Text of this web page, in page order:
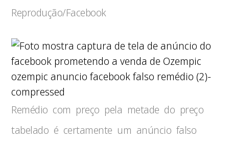
Reprodução/Facebook
ozempic anuncio facebook falso remédio (2)-
compressed
Remédio com preço pela metade do preço
tabelado é certamente um anúncio falso